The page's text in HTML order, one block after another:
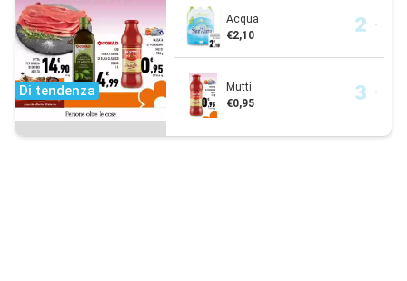
Di tendenza
Acqua
€2,10
Mutti
€0,95